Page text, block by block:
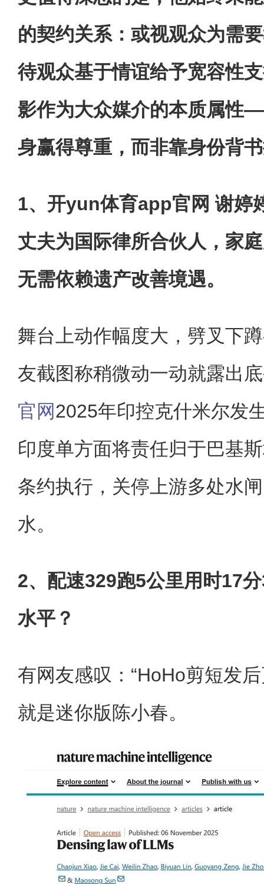
的契约关系：或视观众为需
待观众基于情谊给予宽容性
影作为大众媒介的本质属性
身赢得尊重，而非靠身份背
1、开yun体育app官网 谢婷
丈夫为国际律所合伙人，家
无需依赖遗产改善境遇。
舞台上动作幅度大，劈叉下
友截图称稍微动一动就露出
官网2025年印控克什米尔发
印度单方面将责任归于巴基
条约执行，关停上游多处水
水。
2、配速329跑5公里用时17
水平？
有网友感叹：“HoHo剪短发
就是迷你版陈小春。